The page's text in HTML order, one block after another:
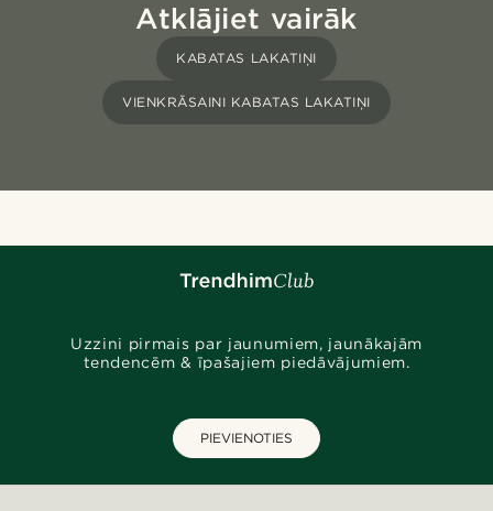
Atklājiet vairāk
KABATAS LAKATIŅI
VIENKRĀSAINI KABATAS LAKATIŅI
Uzzini pirmais par jaunumiem, jaunākajām
tendencēm & īpašajiem piedāvājumiem.
PIEVIENOTIES